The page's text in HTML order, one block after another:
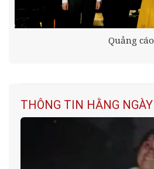
Quảng cáo
THÔNG TIN HẰNG NGÀY